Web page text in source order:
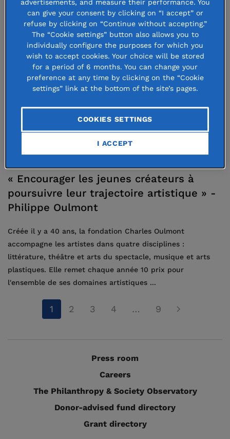
25 April 2024
« Encourager les jeunes créateurs à
poursuivre leur trajectoire artistique » -
Philippe Oulmont
Créée il y a 40 ans, la fondation Charles Oulmont
accompagne les artistes dans quatre disciplines :
littérature, théâtre et arts du spectacle, musique et arts
plastiques. Elle remet chaque année 10 prix pour
l'ensemble de ses domaines artistiques ...
1 2 3 4 … 9
Press room
Careers
The Philanthropy & Society Observatory
Donor-advised fund directory
Grant directory
advertisements, and measure their performance. You
can give your consent by clicking on “I accept” or
refuse by clicking on “Continue without accepting.”
The “Cookie settings” button also allows you to
individually configure the purposes for which you
wish to accept cookies. Your choice will be stored
for a period of 6 months. You can change your
preference at any time by clicking on the “Cookie
settings” link at the bottom of the site’s pages.
COOKIES SETTINGS
I ACCEPT